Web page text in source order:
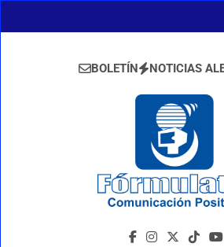
BOLETÍN NOTICIAS
Comunicación Positiva